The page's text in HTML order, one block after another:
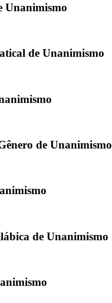
Unanimismo
de Unanimismo
de Unanimismo
de Unanimismo